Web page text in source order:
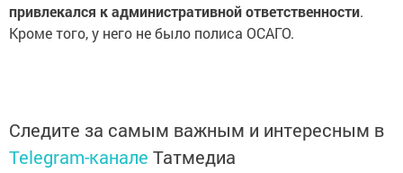
привлекался к административной ответственности.
Кроме того, у него не было полиса ОСАГО.
Следите за самым важным и интересным в
Telegram-канале Татмедиа